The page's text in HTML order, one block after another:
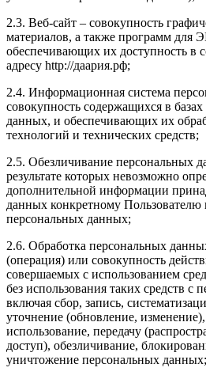
2.3. Веб-сайт – совокупность
материалов, а также программ для
обеспечивающих их доступность в
адресу http://даария.рф;
2.4. Информационная система
совокупность содержащихся в
данных, и обеспечивающих их
технологий и технических средств;
2.5. Обезличивание персональных
результате которых невозможно
дополнительной информации
данных конкретному Пользователю
персональных данных;
2.6. Обработка персональных
(операция) или совокупность
совершаемых с использованием
без использования таких средств
включая сбор, запись,
уточнение (обновление,
использование, передачу
доступ), обезличивание,
уничтожение персональных данных;